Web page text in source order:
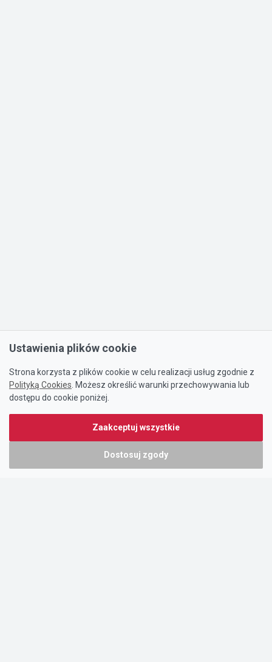
Ustawienia plików cookie
Strona korzysta z plików cookie w celu realizacji usług zgodnie z
Polityką Cookies . Możesz określić warunki przechowywania lub
dostępu do cookie poniżej.
Zaakceptuj wszystkie
Dostosuj zgody